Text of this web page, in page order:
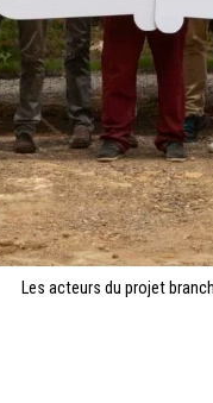
Les acteurs du projet